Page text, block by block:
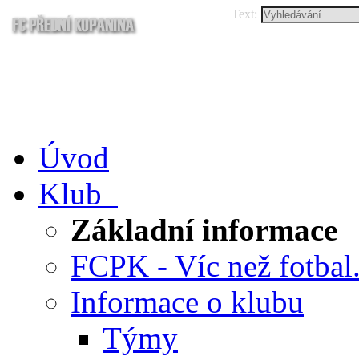
Text:
Úvod
Klub
Základní informace
FCPK - Víc než
Informace o klubu
Týmy